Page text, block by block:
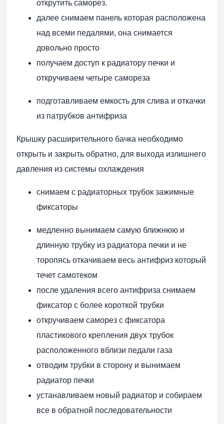
открутить саморез.
далее снимаем панель которая расположена
над всеми педалями, она снимается
довольно просто
получаем доступ к радиатору печки и
откручиваем четыре самореза
подготавливаем емкость для слива и откачки
из патрубков антифриза
Крышку расширительного бачка необходимо
открыть и закрыть обратно, для выхода излишнего
давления из системы охлаждения
снимаем с радиаторных трубок зажимные
фиксаторы
медленно вынимаем самую ближнюю и
длинную трубку из радиатора печки и не
торопясь откачиваем весь антифриз который
течет самотеком
после удаления всего антифриза снимаем
фиксатор с более короткой трубки
откручиваем саморез с фиксатора
пластикового крепления двух трубок
расположенного вблизи педали газа
отводим трубки в сторону и вынимаем
радиатор печки
устанавливаем новый радиатор и собираем
все в обратной последовательности